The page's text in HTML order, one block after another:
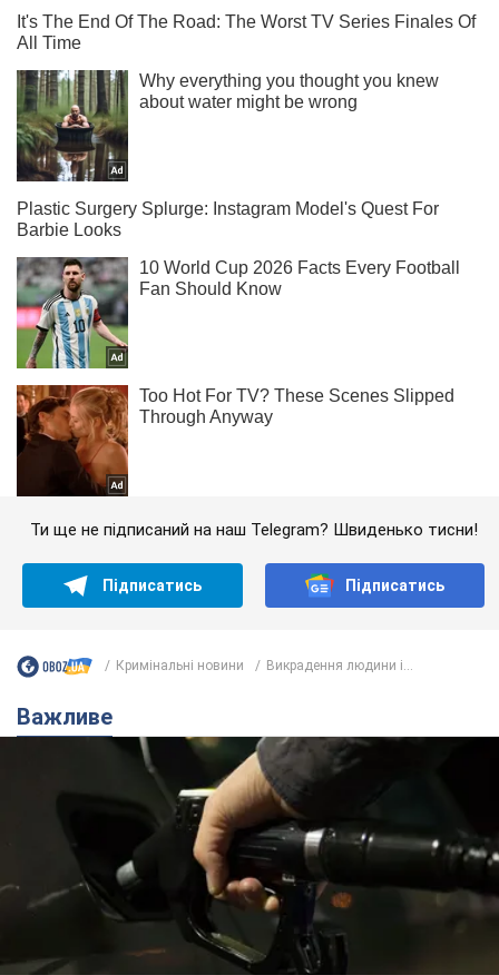
Ти ще не підписаний на наш Telegram? Швиденько тисни!
Підписатись Підписатись
Кримінальні новини Викрадення людини і...
Важливе